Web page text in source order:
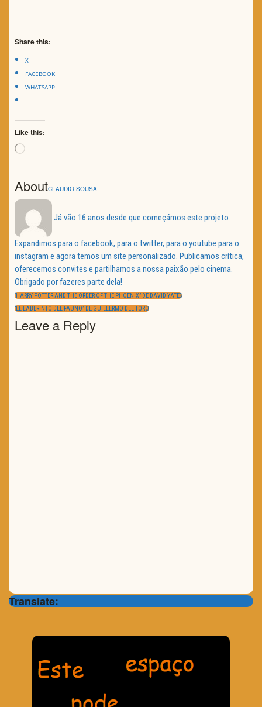
Share this:
X
FACEBOOK
WHATSAPP
Like this:
Loading…
AboutCLAUDIO SOUSA
Já vão 16 anos desde que começámos este projeto.
Expandimos para o facebook, para o twitter, para o youtube para o
instagram e agora temos um site personalizado. Publicamos crítica,
oferecemos convites e partilhamos a nossa paixão pelo cinema.
Obrigado por fazeres parte dela!
Navegação
de
artigos
PREVIOUS
“HARRY POTTER AND THE ORDER OF THE PHOENIX” DE DAVID YATES
NEXT
“EL LABERINTO DEL FAUNO” DE GUILLERMO DEL TORO
Leave a Reply
Translate: